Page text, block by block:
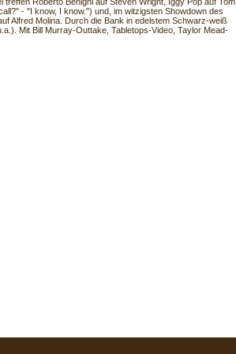
- "I know, I know.") und, im witzigsten Showdown des
Alfred Molina. Durch die Bank in edelstem Schwarz-weiß
Mit Bill Murray-Outtake, Tabletops-Video, Taylor Mead-